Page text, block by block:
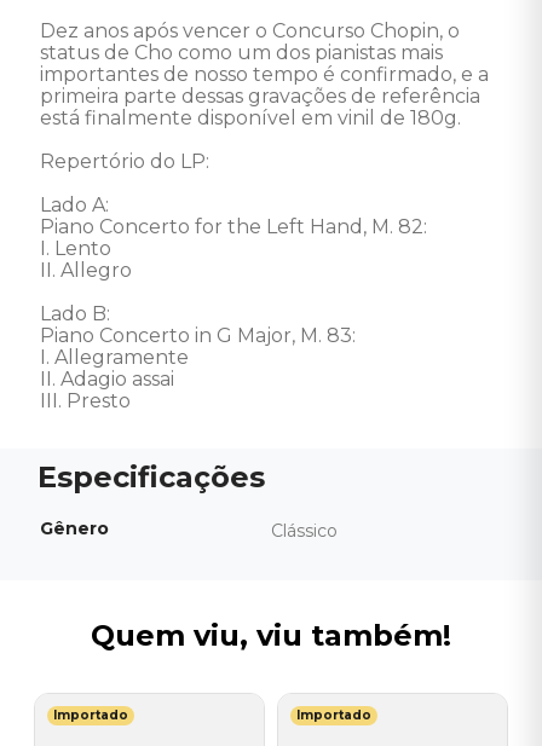
Dez anos após vencer o Concurso Chopin, o
status de Cho como um dos pianistas mais
importantes de nosso tempo é confirmado, e a
primeira parte dessas gravações de referência
está finalmente disponível em vinil de 180g.
Repertório do LP:
Lado A:
Piano Concerto for the Left Hand, M. 82:
I. Lento
II. Allegro
Lado B:
Piano Concerto in G Major, M. 83:
I. Allegramente
II. Adagio assai
III. Presto
Gênero Clássico
Quem viu, viu também!
Importado Importado